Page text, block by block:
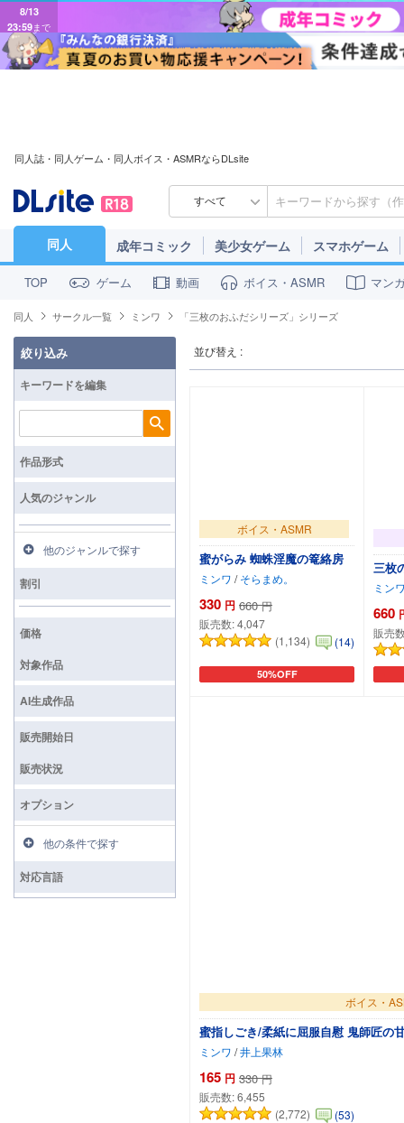
8/13
23:59まで
同人誌・同人ゲーム・同人ボイス・ASMRならDLsite
すべて
同人 成年コミック 美少女ゲーム スマホゲーム
TOP ゲーム 動画 ボイス・ASMR マン
同人 サークル一覧 ミンワ 「三枚のおふだシリーズ」シリーズ
並び替え :
ボイス・ASMR
蜜がらみ 蜘蛛淫魔の篭絡房
ミンワ / そらまめ。
330 円 660 円
販売数:4,047
(1,134)
(14)
50%OFF
カートに追加
三枚
ミン
660
販売
ボイス・
蜜指しごき/柔紙に屈服自慰 鬼師匠の
ミンワ /井上果林
165 円 330 円
販売数:6,455
(2,772)
(53)
絞り込み
キーワードを編集
検索
作品形式
人気のジャンル
他のジャンルで探す
割引
価格
対象作品
AI生成作品
販売開始日
販売状況
オプション
他の条件で探す
対応言語